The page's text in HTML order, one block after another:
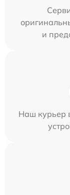
и
Наш курьер